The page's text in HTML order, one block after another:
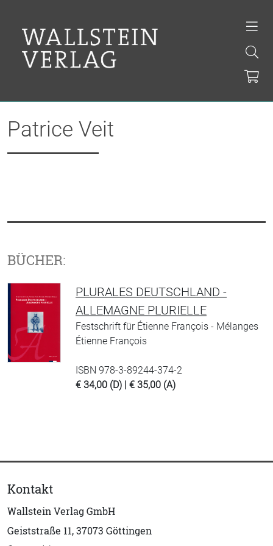
Patrice Veit
BÜCHER:
PLURALES DEUTSCHLAND -
ALLEMAGNE PLURIELLE
Festschrift für Étienne François - Mélanges
Étienne François
ISBN 978-3-89244-374-2
€ 34,00 (D) | € 35,00 (A)
Kontakt
Wallstein Verlag GmbH
Geiststraße 11, 37073 Göttingen